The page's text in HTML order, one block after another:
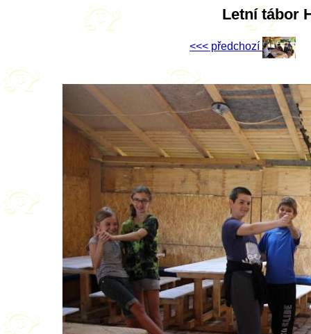
Letní tábor
<<< předchozí